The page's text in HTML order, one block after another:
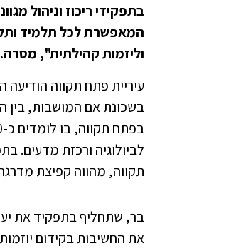
בתפקידי ריכוז וניהול
המאפשרת לכל תלמיד
וליזמות קהילתית", מסרה.
עיריית פתח תקווה
בשכונת אם המושבות, בין
לביולוגיה ורכזת מדעים.
תקווה, מהווה קפיצת
בר, שתחליף בתפקיד את
את החשיבות בקידום